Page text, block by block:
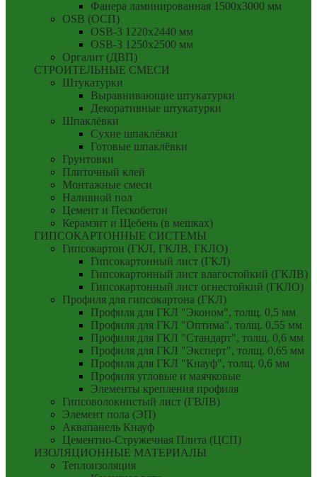
Фанера ламинированная 1500x3000 мм
OSB (ОСП)
OSB-3 1220x2440 мм
OSB-3 1250x2500 мм
Оргалит (ДВП)
СТРОИТЕЛЬНЫЕ СМЕСИ
Штукатурки
Выравнивающие штукатурки
Декоративные штукатурки
Шпаклёвки
Сухие шпаклёвки
Готовые шпаклёвки
Грунтовки
Плиточный клей
Монтажные смеси
Наливной пол
Цемент и Пескобетон
Керамзит и Щебень (в мешках)
ГИПСОКАРТОННЫЕ СИСТЕМЫ
Гипсокартон (ГКЛ, ГКЛВ, ГКЛО)
Гипсокартонный лист (ГКЛ)
Гипсокартонный лист влагостойкий (ГКЛВ)
Гипсокартонный лист огнестойкий (ГКЛО)
Профиля для гипсокартона (ГКЛ)
Профиля для ГКЛ "Эконом", толщ. 0,5 мм
Профиля для ГКЛ "Оптима", толщ. 0,55 мм
Профиля для ГКЛ "Стандарт", толщ. 0,6 мм
Профиля для ГКЛ "Эксперт", толщ. 0,65 мм
Профиля для ГКЛ "Кнауф", толщ. 0,6 мм
Профиля угловые и маячковые
Элементы крепления профиля
Гипсоволокнистый лист (ГВЛВ)
Элемент пола (ЭП)
Аквапанель Кнауф
Цементно-Стружечная Плита (ЦСП)
ИЗОЛЯЦИОННЫЕ МАТЕРИАЛЫ
Теплоизоляция